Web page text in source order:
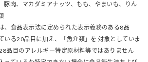
豚肉、マカダミアナッツ、もも、やまいも、りん
、食品表示法に定められた表示義務のある8品
いる20品目に加え、「魚介類」を 対象としていま
品目のアレルギー特定原材料等ではありません